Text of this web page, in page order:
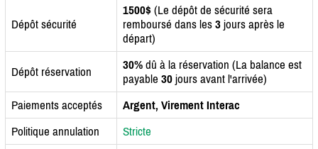
Dépôt sécurité
1500$ (Le dépôt de sécurité sera
remboursé dans les 3 jours après le
départ)
Dépôt réservation 30% dû à la réservation (La balance est
payable 30 jours avant l'arrivée)
Paiements acceptés
Argent, Virement Interac
Politique annulation
Stricte